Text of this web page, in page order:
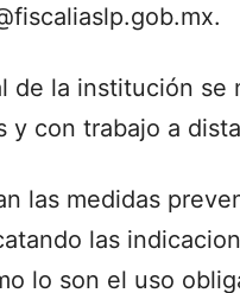
de la institución se
y con trabajo a
las medidas
las
lo son el uso